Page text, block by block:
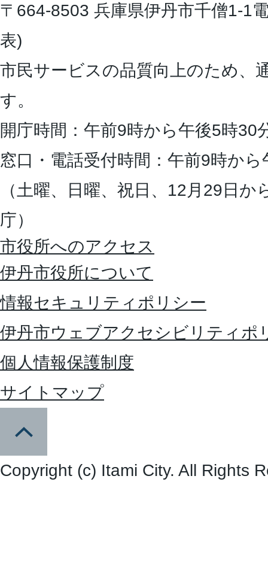
〒664-8503 兵庫県伊丹市千僧1-1
表)
市民サービスの品質向上のため、
す。
開庁時間：午前9時から午後5時30
窓口・電話受付時間：午前9時か
（土曜、日曜、祝日、12月29日
庁）
市役所へのアクセス
伊丹市役所について
情報セキュリティポリシー
伊丹市ウェブアクセシビリティポ
個人情報保護制度
サイトマップ
Copyright (c) Itami City. All Rights